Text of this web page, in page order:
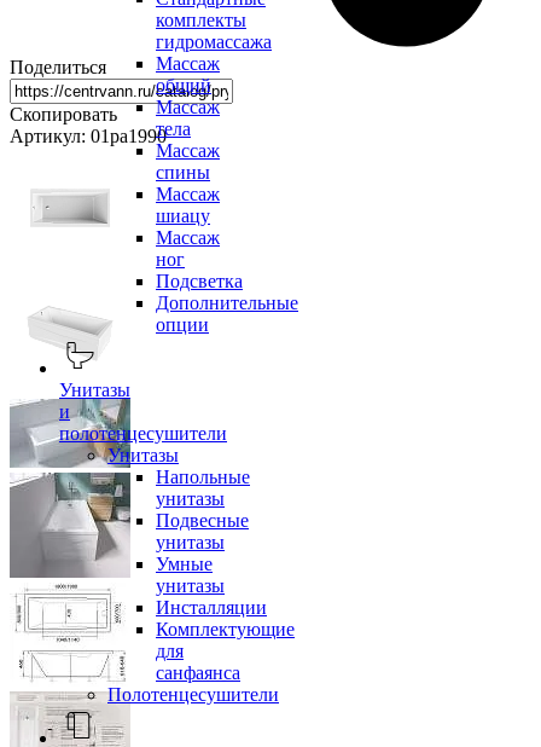
комплекты
гидромассажа
Массаж
общий
Массаж
тела
Массаж
спины
Массаж
шиацу
Массаж
ног
Подсветка
Дополнительные
опции
Унитазы
и
полотенцесушители
Унитазы
Напольные
унитазы
Подвесные
унитазы
Умные
унитазы
Инсталляции
Комплектующие
для
санфаянса
Полотенцесушители
Поделиться
Скопировать
Артикул: 01ра1990